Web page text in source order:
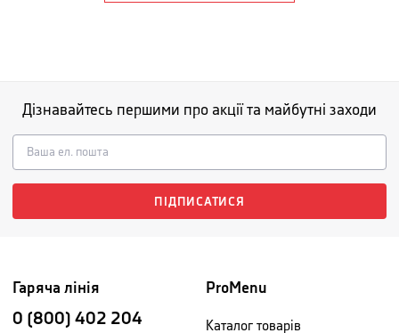
Дізнавайтесь першими про акції та майбутні заходи
ПІДПИСАТИСЯ
Гаряча лінія
0 (800) 402 204
ProMenu
Каталог товарів